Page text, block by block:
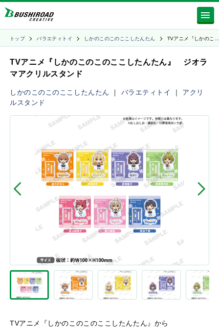
トップ バラエティトイ しかのこのこのここしたんたん TVアニメ『しかのこ
TVアニメ『しかのこのこのここしたんたん』 ジオラ
マアクリルスタンド
しかのこのこのここしたんたん ｜ バラエティトイ ｜ アクリ
ルスタンド
TVアニメ『しかのこのこのここしたんたん』から